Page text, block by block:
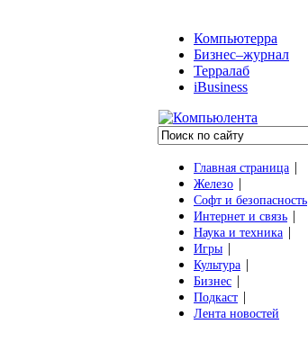
Компьютерра
Бизнес–журнал
Терралаб
iBusiness
Главная страница |
Железо |
Софт и безопасность
Интернет и связь |
Наука и техника |
Игры |
Культура |
Бизнес |
Подкаст |
Лента новостей